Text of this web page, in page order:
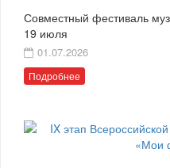
Совместный фестиваль
19 июля
01.07.2026
Подробнее